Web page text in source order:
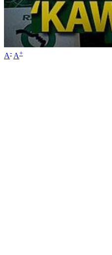
A- A+